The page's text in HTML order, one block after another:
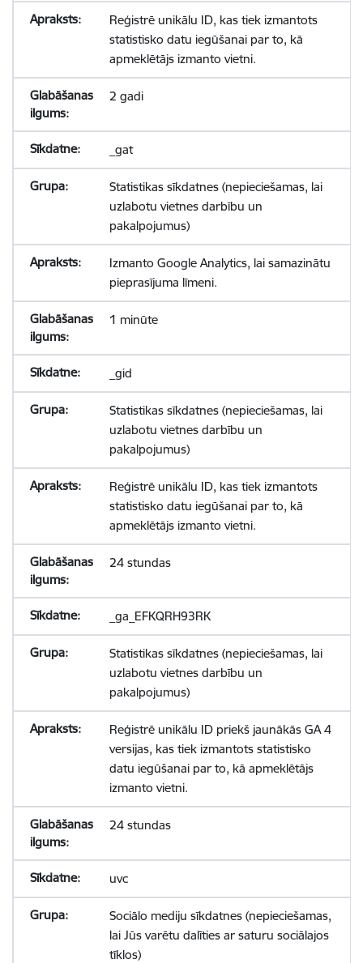
Reģistrē unikālu ID, kas tiek izmantots
statistisko datu iegūšanai par to, kā
apmeklētājs izmanto vietni.
2 gadi
_gat
Statistikas sīkdatnes (nepieciešamas, lai
uzlabotu vietnes darbību un
pakalpojumus)
Izmanto Google Analytics, lai samazinātu
pieprasījuma līmeni.
1 minūte
_gid
Statistikas sīkdatnes (nepieciešamas, lai
uzlabotu vietnes darbību un
pakalpojumus)
Reģistrē unikālu ID, kas tiek izmantots
statistisko datu iegūšanai par to, kā
apmeklētājs izmanto vietni.
24 stundas
_ga_EFKQRH93RK
Statistikas sīkdatnes (nepieciešamas, lai
uzlabotu vietnes darbību un
pakalpojumus)
Reģistrē unikālu ID priekš jaunākās GA 4
versijas, kas tiek izmantots statistisko
datu iegūšanai par to, kā apmeklētājs
izmanto vietni.
24 stundas
uvc
Sociālo mediju sīkdatnes (nepieciešamas,
lai Jūs varētu dalīties ar saturu sociālajos
tīklos)